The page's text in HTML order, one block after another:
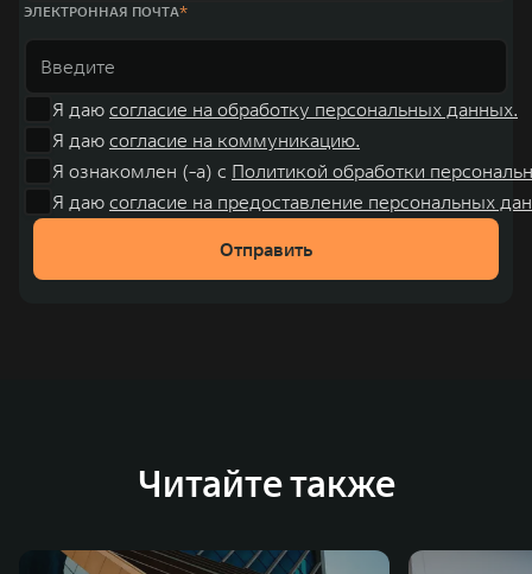
ЭЛЕКТРОННАЯ ПОЧТА
Я даю согласие на обработку персональных данных.
Я даю согласие на коммуникацию.
Я ознакомлен (-а) с Политикой обработки
Я даю согласие на предоставление персональных
Отправить
Читайте также